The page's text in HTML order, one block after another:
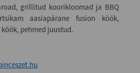
grillitud koorikloomad ja BBQ
aasiapärane fusion köök,
pehmed juustud.